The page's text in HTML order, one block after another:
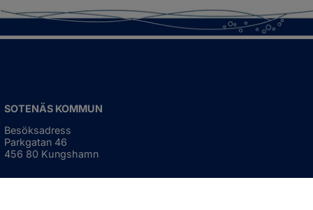
SOTENÄS KOMMUN
Besöksadress
Parkgatan 46
456 80 Kungshamn